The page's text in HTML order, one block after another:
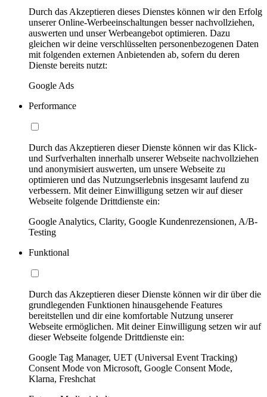
Durch das Akzeptieren dieses Dienstes können wir den Erfolg
unserer Online-Werbeeinschaltungen besser nachvollziehen,
auswerten und unser Werbeangebot optimieren. Dazu
gleichen wir deine verschlüsselten personenbezogenen Daten
mit folgenden externen Anbietenden ab, sofern du deren
Dienste bereits nutzt:
Google Ads
Performance
Durch das Akzeptieren dieser Dienste können wir das Klick-
und Surfverhalten innerhalb unserer Webseite nachvollziehen
und anonymisiert auswerten, um unsere Webseite zu
optimieren und das Nutzungserlebnis insgesamt laufend zu
verbessern. Mit deiner Einwilligung setzen wir auf dieser
Webseite folgende Drittdienste ein:
Google Analytics, Clarity, Google Kundenrezensionen, A/B-
Testing
Funktional
Durch das Akzeptieren dieser Dienste können wir dir über die
grundlegenden Funktionen hinausgehende Features
bereitstellen und dir eine komfortable Nutzung unserer
Webseite ermöglichen. Mit deiner Einwilligung setzen wir auf
dieser Webseite folgende Drittdienste ein:
Google Tag Manager, UET (Universal Event Tracking)
Consent Mode von Microsoft, Google Consent Mode,
Klarna, Freshchat